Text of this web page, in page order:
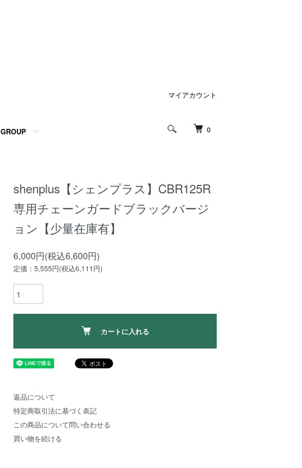
0
GROUP
マイアカウント
shenplus【シェンプラス】CBR125R
専用チェーンガードブラックバージ
ョン【少量在庫有】
6,000円(税込6,600円)
定価：5,555円(税込6,111円)
カートに入れる
返品について
特定商取引法に基づく表記
この商品について問い合わせる
買い物を続ける